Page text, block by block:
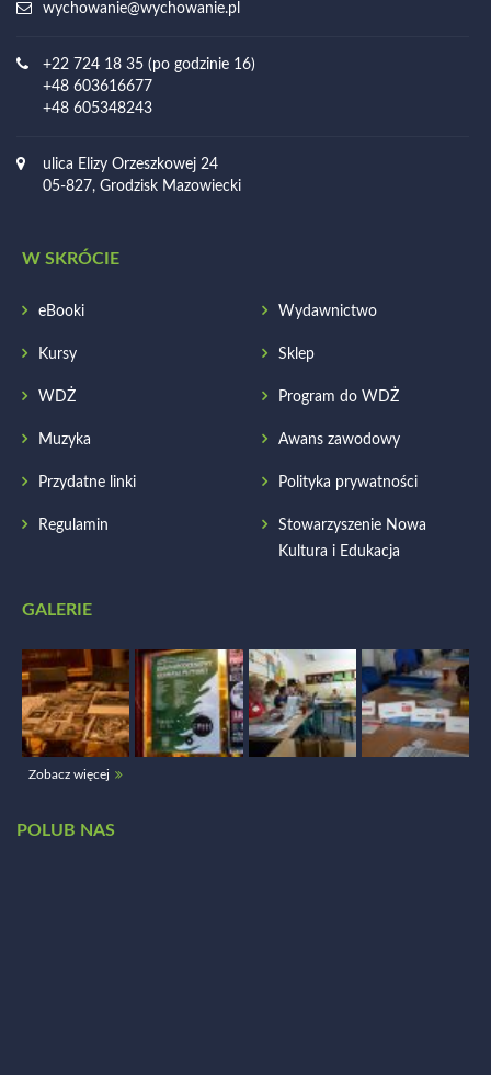
wychowanie@wychowanie.pl
+22 724 18 35 (po godzinie 16)
+48 603616677
+48 605348243
ulica Elizy Orzeszkowej 24
05-827, Grodzisk Mazowiecki
W SKRÓCIE
eBooki Wydawnictwo
Kursy Sklep
WDŻ Program do WDŻ
Muzyka Awans zawodowy
Przydatne linki Polityka prywatności
Regulamin
Stowarzyszenie Nowa
Kultura i Edukacja
GALERIE
Zobacz więcej
POLUB NAS